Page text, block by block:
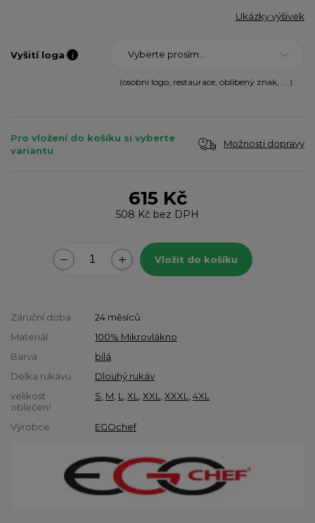
Ukázky výšivek
Vyšití loga Vyberte prosím...
(osobní logo, restaurace, oblíbený znak, ... )
Pro vložení do košíku si vyberte
variantu
Možnosti dopravy
615 Kč
508 Kč bez DPH
Vložit do košíku
Záruční doba
24 měsíců
Materiál
100% Mikrovlákno
Barva
bílá
Délka rukávu
Dlouhý rukáv
velikost
oblečení
S M L XL XXL XXXL 4XL
Výrobce EGOchef